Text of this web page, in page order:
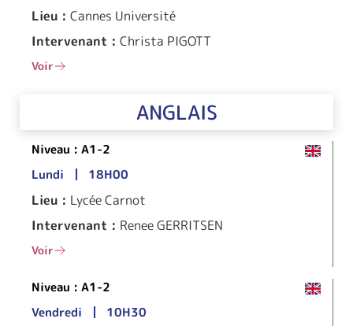
Lieu : Cannes Université
Intervenant : Christa PIGOTT
Voir
ANGLAIS
Niveau : A1-2
Lundi
18H00
Lieu : Lycée Carnot
Intervenant : Renee GERRITSEN
Voir
Niveau : A1-2
Vendredi
10H30